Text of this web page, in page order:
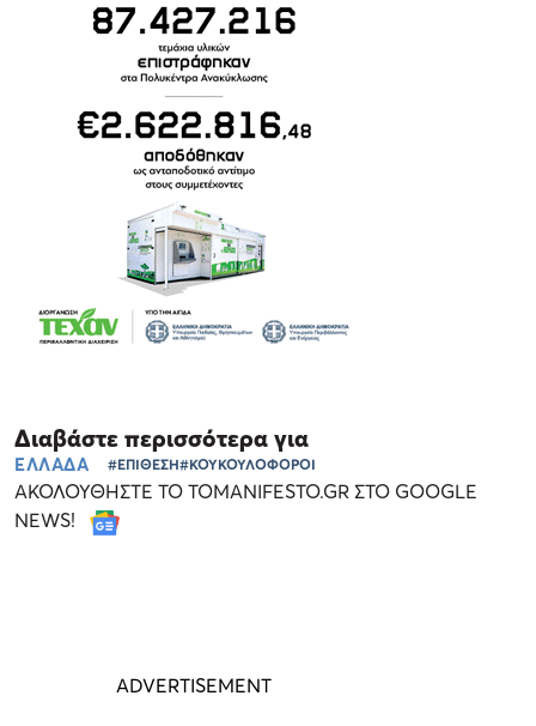
Διαβάστε περισσότερα για
ΕΛΛΑΔΑ #ΕΠΙΘΕΣΗ#ΚΟΥΚΟΥΛΟΦΟΡΟΙ
ΑΚΟΛΟΥΘΗΣΤΕ ΤΟ TOMANIFESTO.GR ΣΤΟ GOOGLE
NEWS!